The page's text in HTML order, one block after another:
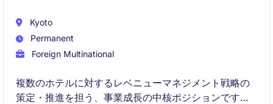
Kyoto
Permanent
Foreign Multinational
複数のホテルに対するレベニューマネジメント戦略の
策定・推進を担う、事業成長の中核ポジションです。